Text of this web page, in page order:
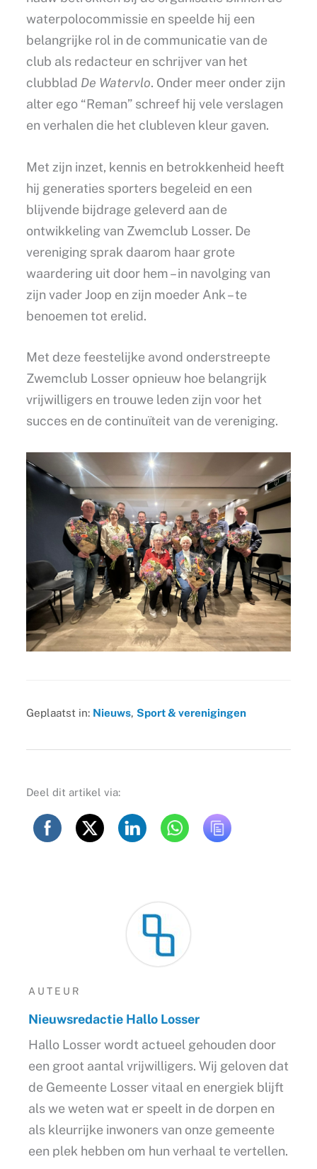
waterpolocommissie en speelde hij een
belangrijke rol in de communicatie van de
club als redacteur en schrijver van het
clubblad De Watervlo. Onder meer onder zijn
alter ego “Reman” schreef hij vele verslagen
en verhalen die het clubleven kleur gaven.
Met zijn inzet, kennis en betrokkenheid heeft
hij generaties sporters begeleid en een
blijvende bijdrage geleverd aan de
ontwikkeling van Zwemclub Losser. De
vereniging sprak daarom haar grote
waardering uit door hem – in navolging van
zijn vader Joop en zijn moeder Ank – te
benoemen tot erelid.
Met deze feestelijke avond onderstreepte
Zwemclub Losser opnieuw hoe belangrijk
vrijwilligers en trouwe leden zijn voor het
succes en de continuïteit van de vereniging.
Geplaatst in: Nieuws, Sport & verenigingen
Deel dit artikel via:
AUTEUR
Nieuwsredactie Hallo Losser
Hallo Losser wordt actueel gehouden door
een groot aantal vrijwilligers. Wij geloven dat
de Gemeente Losser vitaal en energiek blijft
als we weten wat er speelt in de dorpen en
als kleurrijke inwoners van onze gemeente
een plek hebben om hun verhaal te vertellen.